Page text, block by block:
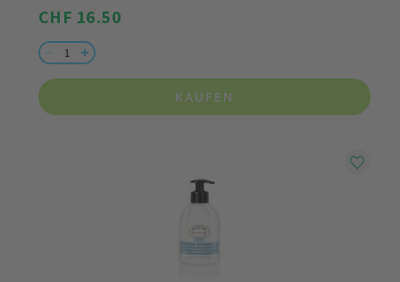
CHF 16.50
KAUFEN